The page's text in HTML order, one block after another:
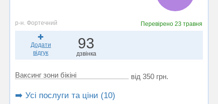
р-н. Фортечний Перевірено23 травня
Додати
відгук
93
дзвінка
Ваксинг зони бікіні від 350 грн.
➡️ Усі послуги та ціни (10)